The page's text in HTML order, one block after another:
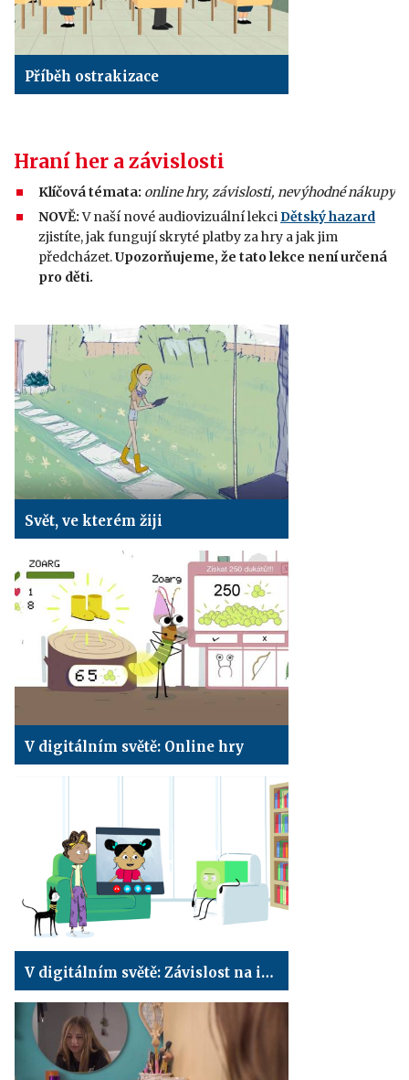
Příběh ostrakizace
Hraní her a závislosti
Klíčová témata: online hry, závislosti, nevýhodné nákupy
NOVĚ:V naší nové audiovizuální lekciDětský hazard
zjistíte, jak fungují skryté platby za hry a jak jim
předcházet.Upozorňujeme, že tato lekce není určená
pro děti.
Svět, ve kterém žiji
V digitálním světě: Online hry
V digitálním světě: Závislost na internetu